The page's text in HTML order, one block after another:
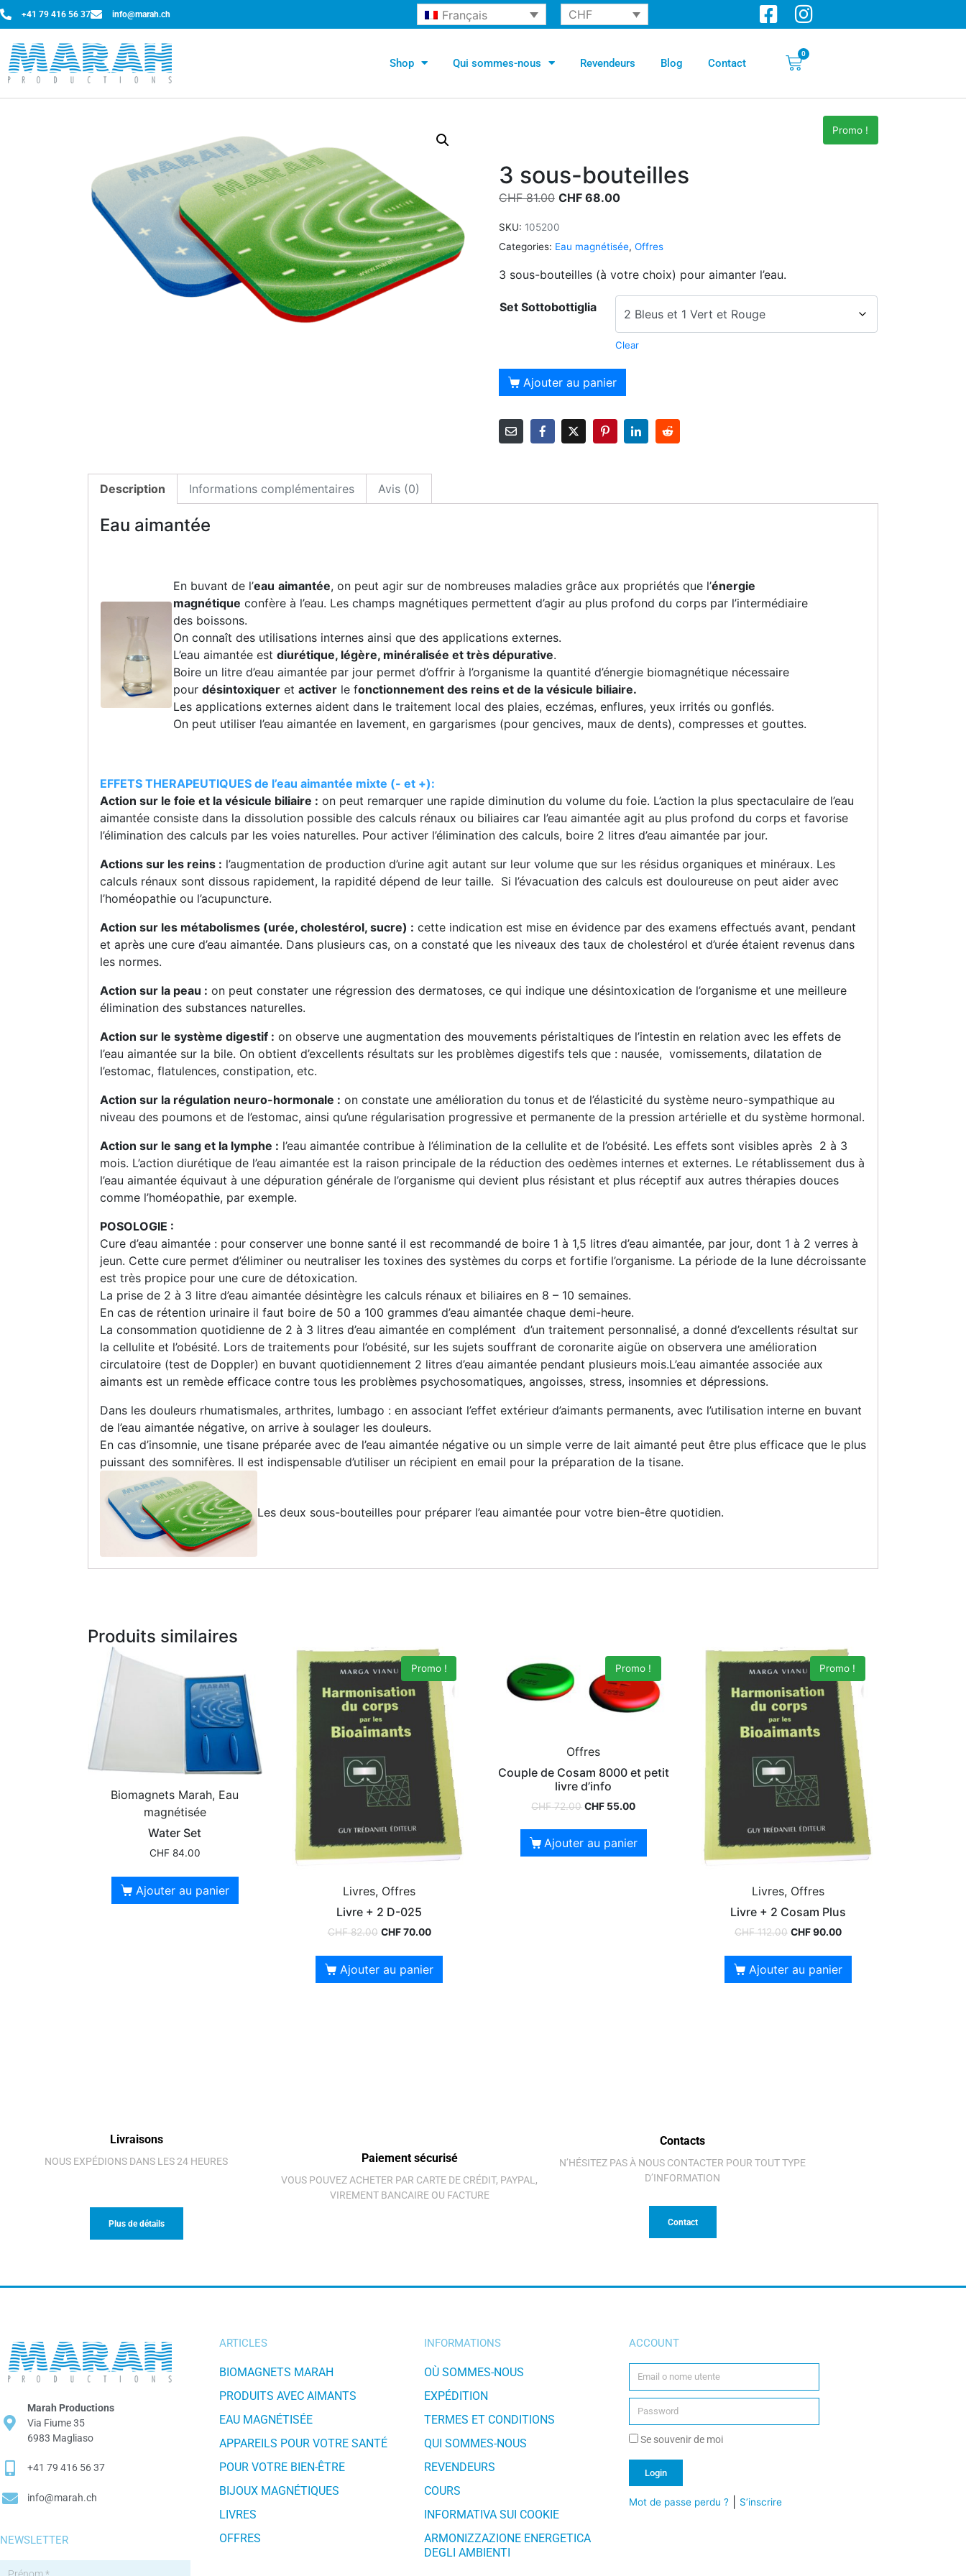
+41 79 416 56 37 info@marah.ch Français CHF
Shop Qui sommes-nous Revendeurs Blog Contact
0
Promo !
3 sous-bouteilles
CHF81.00 CHF 68.00
SKU: 105200
Categories: Eau magnétisée, Offres
3 sous-bouteilles (à votre choix) pour aimanter l’eau.
Set Sottobottiglia
Clear
Ajouter au panier
Description Informations complémentaires Avis (0)
Eau aimantée
En buvant de l’eau aimantée, on peut agir sur de nombreuses maladies grâce aux propriétés que l’énergie
magnétique confère à l’eau. Les champs magnétiques permettent d’agir au plus profond du corps par l’intermédiaire
des boissons.
On connaît des utilisations internes ainsi que des applications externes.
L’eau aimantée est diurétique, légère, minéralisée et très dépurative.
Boire un litre d’eau aimantée par jour permet d’offrir à l’organisme la quantité d’énergie biomagnétique nécessaire
pour désintoxiquer et activer le fonctionnement des reins et de la vésicule biliaire.
Les applications externes aident dans le traitement local des plaies, eczémas, enflures, yeux irrités ou gonflés.
On peut utiliser l’eau aimantée en lavement, en gargarismes (pour gencives, maux de dents), compresses et gouttes.
EFFETS THERAPEUTIQUES de l’eau aimantée mixte (- et +):
Action sur le foie et la vésicule biliaire : on peut remarquer une rapide diminution du volume du foie. L’action la plus spectaculaire de l’eau
aimantée consiste dans la dissolution possible des calculs rénaux ou biliaires car l’eau aimantée agit au plus profond du corps et favorise
l’élimination des calculs par les voies naturelles. Pour activer l’élimination des calculs, boire 2 litres d’eau aimantée par jour.
Actions sur les reins : l’augmentation de production d’urine agit autant sur leur volume que sur les résidus organiques et minéraux. Les
calculs rénaux sont dissous rapidement, la rapidité dépend de leur taille. Si l’évacuation des calculs est douloureuse on peut aider avec
l’homéopathie ou l’acupuncture.
Action sur les métabolismes (urée, cholestérol, sucre) : cette indication est mise en évidence par des examens effectués avant, pendant
et après une cure d’eau aimantée. Dans plusieurs cas, on a constaté que les niveaux des taux de cholestérol et d’urée étaient revenus dans
les normes.
Action sur la peau : on peut constater une régression des dermatoses, ce qui indique une désintoxication de l’organisme et une meilleure
élimination des substances naturelles.
Action sur le système digestif : on observe une augmentation des mouvements péristaltiques de l’intestin en relation avec les effets de
l’eau aimantée sur la bile. On obtient d’excellents résultats sur les problèmes digestifs tels que : nausée, vomissements, dilatation de
l’estomac, flatulences, constipation, etc.
Action sur la régulation neuro-hormonale : on constate une amélioration du tonus et de l’élasticité du système neuro-sympathique au
niveau des poumons et de l’estomac, ainsi qu’une régularisation progressive et permanente de la pression artérielle et du système hormonal.
Action sur le sang et la lymphe : l’eau aimantée contribue à l’élimination de la cellulite et de l’obésité. Les effets sont visibles après 2 à 3
mois. L’action diurétique de l’eau aimantée est la raison principale de la réduction des oedèmes internes et externes. Le rétablissement dus à
l’eau aimantée équivaut à une dépuration générale de l’organisme qui devient plus résistant et plus réceptif aux autres thérapies douces
comme l’homéopathie, par exemple.
POSOLOGIE :
Cure d’eau aimantée : pour conserver une bonne santé il est recommandé de boire 1 à 1,5 litres d’eau aimantée, par jour, dont 1 à 2 verres à
jeun. Cette cure permet d’éliminer ou neutraliser les toxines des systèmes du corps et fortifie l’organisme. La période de la lune décroissante
est très propice pour une cure de détoxication.
La prise de 2 à 3 litre d’eau aimantée désintègre les calculs rénaux et biliaires en 8 – 10 semaines.
En cas de rétention urinaire il faut boire de 50 a 100 grammes d’eau aimantée chaque demi-heure.
La consommation quotidienne de 2 à 3 litres d’eau aimantée en complément d’un traitement personnalisé, a donné d’excellents résultat sur
la cellulite et l’obésité. Lors de traitements pour l’obésité, sur les sujets souffrant de coronarite aigüe on observera une amélioration
circulatoire (test de Doppler) en buvant quotidiennement 2 litres d’eau aimantée pendant plusieurs mois.L’eau aimantée associée aux
aimants est un remède efficace contre tous les problèmes psychosomatiques, angoisses, stress, insomnies et dépressions.
Dans les douleurs rhumatismales, arthrites, lumbago : en associant l’effet extérieur d’aimants permanents, avec l’utilisation interne en buvant
de l’eau aimantée négative, on arrive à soulager les douleurs.
En cas d’insomnie, une tisane préparée avec de l’eau aimantée négative ou un simple verre de lait aimanté peut être plus efficace que le plus
puissant des somnifères. Il est indispensable d’utiliser un récipient en email pour la préparation de la tisane.
Les deux sous-bouteilles pour préparer l’eau aimantée pour votre bien-être quotidien.
Produits similaires
Biomagnets Marah, Eau
magnétisée
Water Set
CHF84.00
Ajouter au panier
Promo !
Livres, Offres
Livre + 2 D-025
CHF82.00 CHF70.00
Ajouter au panier
Promo !
Offres
Couple de Cosam 8000 et petit
livre d’info
CHF72.00 CHF 55.00
Ajouter au panier
Promo !
Livres, Offres
Livre + 2 Cosam Plus
CHF112.00 CHF90.00
Ajouter au panier
Livraisons
NOUS EXPÉDIONS DANS LES 24 HEURES
Plus de détails
Paiement sécurisé
VOUS POUVEZ ACHETER PAR CARTE DE CRÉDIT, PAYPAL,
VIREMENT BANCAIRE OU FACTURE
Contacts
N’HÉSITEZ PAS À NOUS CONTACTER POUR TOUT TYPE
D’INFORMATION
Contact
Marah Productions
Via Fiume 35
6983 Magliaso
+41 79 416 56 37
info@marah.ch
NEWSLETTER
ARTICLES
BIOMAGNETS MARAH
PRODUITS AVEC AIMANTS
EAU MAGNÉTISÉE
APPAREILS POUR VOTRE SANTÉ
POUR VOTRE BIEN-ÊTRE
BIJOUX MAGNÉTIQUES
LIVRES
OFFRES
INFORMATIONS
OÙ SOMMES-NOUS
EXPÉDITION
TERMES ET CONDITIONS
QUI SOMMES-NOUS
REVENDEURS
COURS
INFORMATIVA SUI COOKIE
ARMONIZZAZIONE ENERGETICA
DEGLI AMBIENTI
ACCOUNT
Se souvenir de moi
Login
Mot de passe perdu ? S’inscrire